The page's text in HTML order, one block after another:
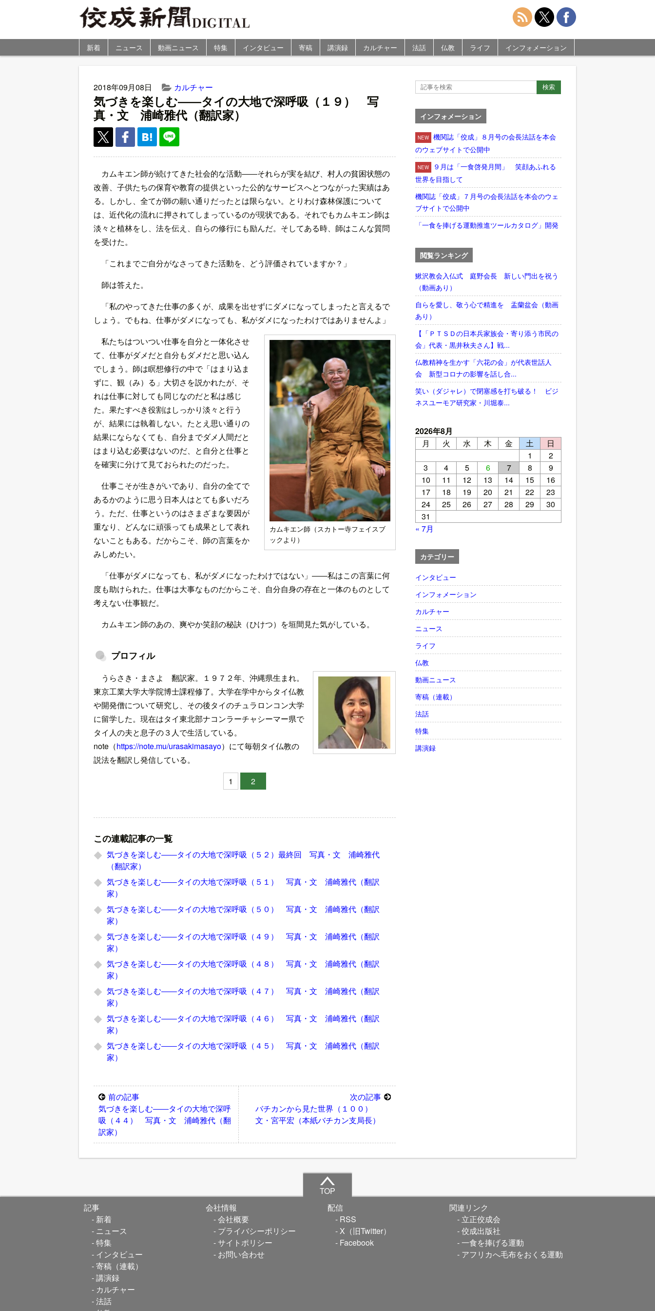
新着 ニュース 動画ニュース 特集 インタビュー 寄稿 講演録 カルチャー 法話 仏教 ライフ インフォメーション
2018年09月08日 カルチャー
気づきを楽しむ――タイの大地で深呼吸（１９） 写
真・文 浦崎雅代（翻訳家）
カムキエン師が続けてきた社会的な活動――それらが実を結び、村人の貧困状態の
改善、子供たちの保育や教育の提供といった公的なサービスへとつながった実績はあ
る。しかし、全てが師の願い通りだったとは限らない。とりわけ森林保護について
は、近代化の流れに押されてしまっているのが現状である。それでもカムキエン師は
淡々と植林をし、法を伝え、自らの修行にも励んだ。そしてある時、師はこんな質問
を受けた。
「これまでご自分がなさってきた活動を、どう評価されていますか？」
師は答えた。
「私のやってきた仕事の多くが、成果を出せずにダメになってしまったと言えるで
しょう。でもね、仕事がダメになっても、私がダメになったわけではありませんよ」
カムキエン師（スカトー寺フェイスブ
ックより）
私たちはついつい仕事を自分と一体化させ
て、仕事がダメだと自分もダメだと思い込ん
でしまう。師は瞑想修行の中で「はまり込ま
ずに、観（み）る」大切さを説かれたが、そ
れは仕事に対しても同じなのだと私は感じ
た。果たすべき役割はしっかり淡々と行う
が、結果には執着しない。たとえ思い通りの
結果にならなくても、自分までダメ人間だと
はまり込む必要はないのだ、と自分と仕事と
を確実に分けて見ておられたのだった。
仕事こそが生きがいであり、自分の全てで
あるかのように思う日本人はとても多いだろ
う。ただ、仕事というのはさまざまな要因が
重なり、どんなに頑張っても成果として表れ
ないこともある。だからこそ、師の言葉をか
みしめたい。
「仕事がダメになっても、私がダメになったわけではない」――私はこの言葉に何
度も助けられた。仕事は大事なものだからこそ、自分自身の存在と一体のものとして
考えない仕事観だ。
カムキエン師のあの、爽やか笑顔の秘訣（ひけつ）を垣間見た気がしている。
プロフィル
うらさき・まさよ 翻訳家。１９７２年、沖縄県生まれ。
東京工業大学大学院博士課程修了。大学在学中からタイ仏教
や開発僧について研究し、その後タイのチュラロンコン大学
に留学した。現在はタイ東北部ナコンラーチャシーマー県で
タイ人の夫と息子の３人で生活している。
note（https://note.mu/urasakimasayo）にて毎朝タイ仏教の
説法を翻訳し発信している。
1
2
この連載記事の一覧
気づきを楽しむ――タイの大地で深呼吸（５２）最終回 写真・文 浦崎雅代
（翻訳家）
気づきを楽しむ――タイの大地で深呼吸（５１） 写真・文 浦崎雅代（翻訳
家）
気づきを楽しむ――タイの大地で深呼吸（５０） 写真・文 浦崎雅代（翻訳
家）
気づきを楽しむ――タイの大地で深呼吸（４９） 写真・文 浦崎雅代（翻訳
家）
気づきを楽しむ――タイの大地で深呼吸（４８） 写真・文 浦崎雅代（翻訳
家）
気づきを楽しむ――タイの大地で深呼吸（４７） 写真・文 浦崎雅代（翻訳
家）
気づきを楽しむ――タイの大地で深呼吸（４６） 写真・文 浦崎雅代（翻訳
家）
気づきを楽しむ――タイの大地で深呼吸（４５） 写真・文 浦崎雅代（翻訳
家）
前の記事
気づきを楽しむ――タイの大地で深呼
吸（４４） 写真・文 浦崎雅代（翻
訳家）
次の記事
バチカンから見た世界（１００）
文・宮平宏（本紙バチカン支局長）
インフォメーション
NEW
機関誌「佼成」８月号の会長法話を本会
のウェブサイトで公開中
NEW
９月は「一食啓発月間」 笑顔あふれる
世界を目指して
機関誌「佼成」７月号の会長法話を本会のウェ
ブサイトで公開中
「一食を捧げる運動推進ツールカタログ」開発
閲覧ランキング
鰍沢教会入仏式 庭野会長 新しい門出を祝う
（動画あり）
自らを愛し、敬う心で精進を 盂蘭盆会（動画
あり）
【「ＰＴＳＤの日本兵家族会・寄り添う市民の
会」代表・黒井秋夫さん】戦...
仏教精神を生かす「六花の会」が代表世話人
会 新型コロナの影響を話し合...
笑い（ダジャレ）で閉塞感を打ち破る！ ビジ
ネスユーモア研究家・川堀泰...
2026年8月
月
火 水 木 金 土
日
1
2
3
4 5 6 7 8
9
10
11 12 13 14 15
16
17
18 19 20 21 22
23
24
25 26 27 28 29
30
31
« 7月
カテゴリー
インタビュー
インフォメーション
カルチャー
ニュース
ライフ
仏教
動画ニュース
寄稿（連載）
法話
特集
講演録
TOP
記事
新着
ニュース
特集
インタビュー
寄稿（連載）
講演録
カルチャー
法話
会社情報
会社概要
プライバシーポリシー
サイトポリシー
お問い合わせ
配信
RSS
X（旧Twitter）
Facebook
関連リンク
立正佼成会
佼成出版社
一食を捧げる運動
アフリカへ毛布をおくる運動